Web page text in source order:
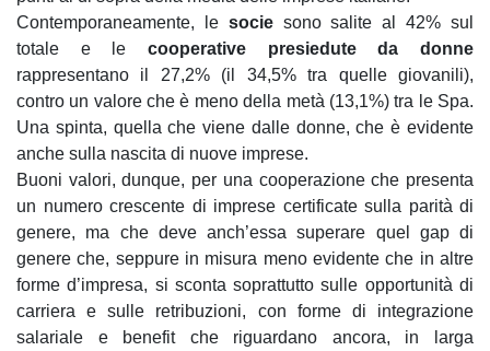
Contemporaneamente, le sociesono salite al 42% sul
totale e le cooperative presiedute da donne
rappresentano il 27,2% (il 34,5% tra quelle giovanili),
contro un valore che è meno della metà (13,1%) tra le Spa.
Una spinta, quella che viene dalle donne, che è evidente
anche sulla nascita di nuove imprese.
Buoni valori, dunque, per una cooperazione che presenta
un numero crescente di imprese certificate sulla parità di
genere, ma che deve anch’essa superare quel gap di
genere che, seppure in misura meno evidente che in altre
forme d’impresa, si sconta soprattutto sulle opportunità di
carriera e sulle retribuzioni, con forme di integrazione
salariale e benefit che riguardano ancora, in larga